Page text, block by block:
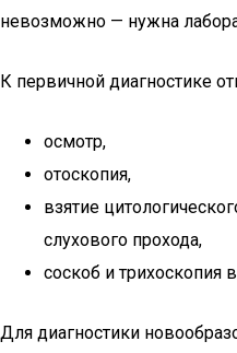
невозможно — нужна
К первичной диагностике
осмотр,
отоскопия,
взятие
слухового прохода,
соскоб и трихоскопия
Для диагностики